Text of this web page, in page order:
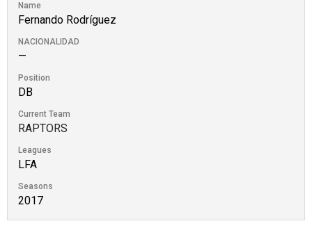
Name
Fernando Rodríguez
NACIONALIDAD
—
Position
DB
Current Team
RAPTORS
Leagues
LFA
Seasons
2017